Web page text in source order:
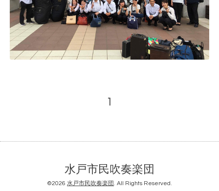
1
水戸市民吹奏楽団
©2026 水戸市民吹奏楽団 . All Rights Reserved.